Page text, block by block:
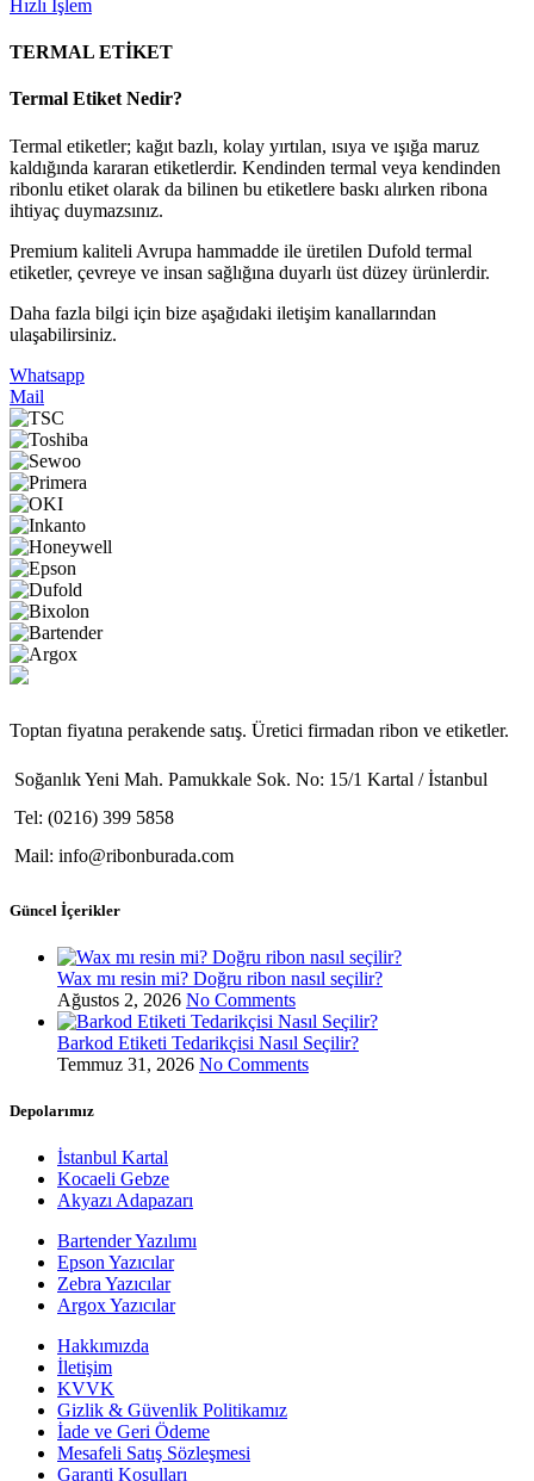
Hızlı İşlem
TERMAL ETİKET
Termal Etiket Nedir?
Termal etiketler; kağıt bazlı, kolay yırtılan, ısıya ve ışığa maruz
kaldığında kararan etiketlerdir. Kendinden termal veya kendinden
ribonlu etiket olarak da bilinen bu etiketlere baskı alırken ribona
ihtiyaç duymazsınız.
Premium kaliteli Avrupa hammadde ile üretilen Dufold termal
etiketler, çevreye ve insan sağlığına duyarlı üst düzey ürünlerdir.
Daha fazla bilgi için bize aşağıdaki iletişim kanallarından
ulaşabilirsiniz.
Whatsapp
Mail
Toptan fiyatına perakende satış. Üretici firmadan ribon ve etiketler.
Soğanlık Yeni Mah. Pamukkale Sok. No: 15/1 Kartal / İstanbul
Tel: (0216) 399 5858
Mail: info@ribonburada.com
Güncel İçerikler
Wax mı resin mi? Doğru ribon nasıl seçilir?
Ağustos 2, 2026 No Comments
Barkod Etiketi Tedarikçisi Nasıl Seçilir?
Temmuz 31, 2026 No Comments
Depolarımız
İstanbul Kartal
Kocaeli Gebze
Akyazı Adapazarı
Bartender Yazılımı
Epson Yazıcılar
Zebra Yazıcılar
Argox Yazıcılar
Hakkımızda
İletişim
KVVK
Gizlik & Güvenlik Politikamız
İade ve Geri Ödeme
Mesafeli Satış Sözleşmesi
Garanti Koşulları